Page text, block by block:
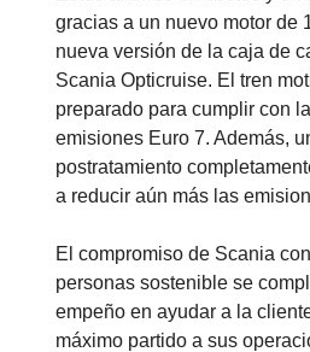
gracias a un nuevo motor de
nueva versión de la caja de
Scania Opticruise. El tren
preparado para cumplir con
emisiones Euro 7. Además,
postratamiento
a reducir aún más las
El compromiso de Scania
personas sostenible se
empeño en ayudar a la
máximo partido a sus